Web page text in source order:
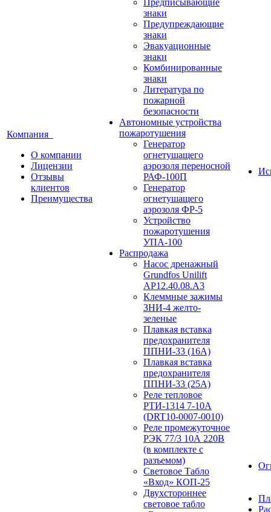
Компания
О компании
Лицензии
Отзывы
клиентов
Преимущества
Предписывающие
знаки
Предупреждающие
знаки
Эвакуационные
знаки
Комбинированные
знаки
Литература по
пожарной
безопасности
Автономные устройства
пожаротушения
Генератор
огнетушащего
аэрозоля переносной
РАФ-100П
Генератор
огнетушащего
аэрозоля ФР-5
Устройство
пожаротушения
УПА-100
Распродажа
Насос дренажный
Grundfos Unilift
АP12.40.08.A3
Клеммные зажимы
ЗНИ-4 желто-
зеленые
Плавкая вставка
предохранителя
ППНИ-33 (16А)
Плавкая вставка
предохранителя
ППНИ-33 (25А)
Реле тепловое
РТИ-1314 7-10А
(DRT10-0007-0010)
Реле промежуточное
РЭК 77/3 10А 220В
(в комплекте с
разъемом)
Световое Табло
«Вход» КОП-25
Двухстороннее
световое табло